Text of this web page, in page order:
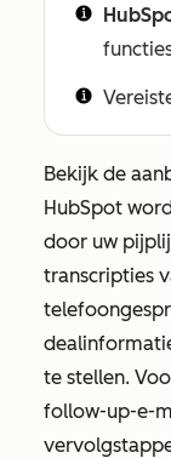
Bekijk de
HubSpot
door uw
transcripties
te stellen.
follow-up-e-